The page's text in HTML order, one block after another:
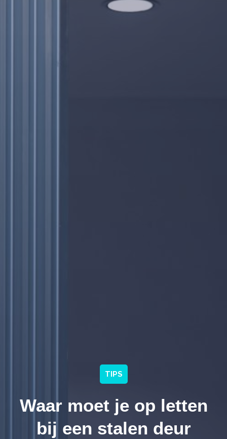
TIPS
Waar moet je op letten
bij een stalen deur